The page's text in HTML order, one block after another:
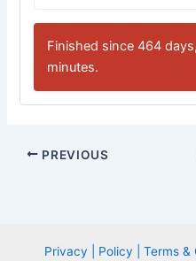
Finished since 464
minutes.
PREVIOUS
Privacy | Policy | Terms &